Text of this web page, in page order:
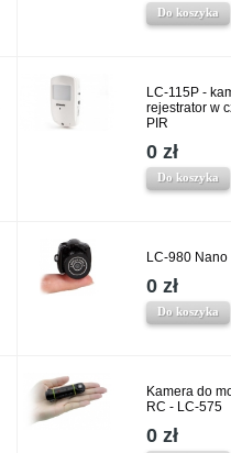
Do koszyka
LC-115P -
rejestrator w
PIR
0 zł
Do koszyka
LC-980 Nano
0 zł
Do koszyka
Kamera do
RC - LC-575
0 zł